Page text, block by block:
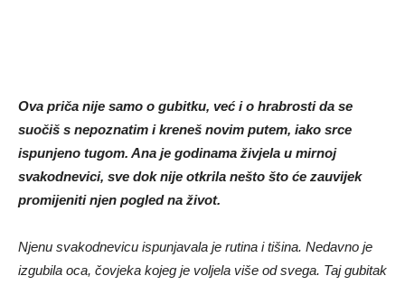
Ova priča nije samo o gubitku, već i o hrabrosti da se
suočiš s nepoznatim i kreneš novim putem, iako srce
ispunjeno tugom. Ana je godinama živjela u mirnoj
svakodnevici, sve dok nije otkrila nešto što će zauvijek
promijeniti njen pogled na život.
Njenu svakodnevicu ispunjavala je rutina i tišina. Nedavno je
izgubila oca, čovjeka kojeg je voljela više od svega. Taj gubitak